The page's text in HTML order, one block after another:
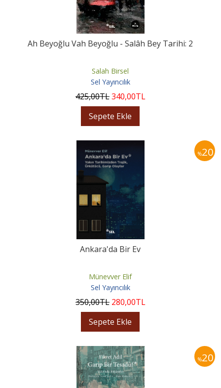
Ah Beyoğlu Vah Beyoğlu - Salâh Bey Tarihi: 2
Salah Birsel
Sel Yayıncılık
425,00TL340,00TL
Sepete Ekle
%20
Ankara'da Bir Ev
Münevver Elif
Sel Yayıncılık
350,00TL 280,00TL
Sepete Ekle
%20